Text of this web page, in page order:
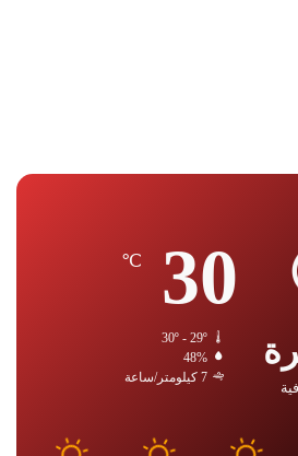
30
℃
30º - 29º
48%
7 كيلومتر/ساعة